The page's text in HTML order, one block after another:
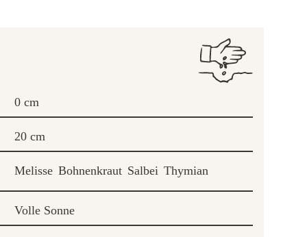
0 cm
20 cm
Melisse Bohnenkraut Salbei Thymian
Volle Sonne